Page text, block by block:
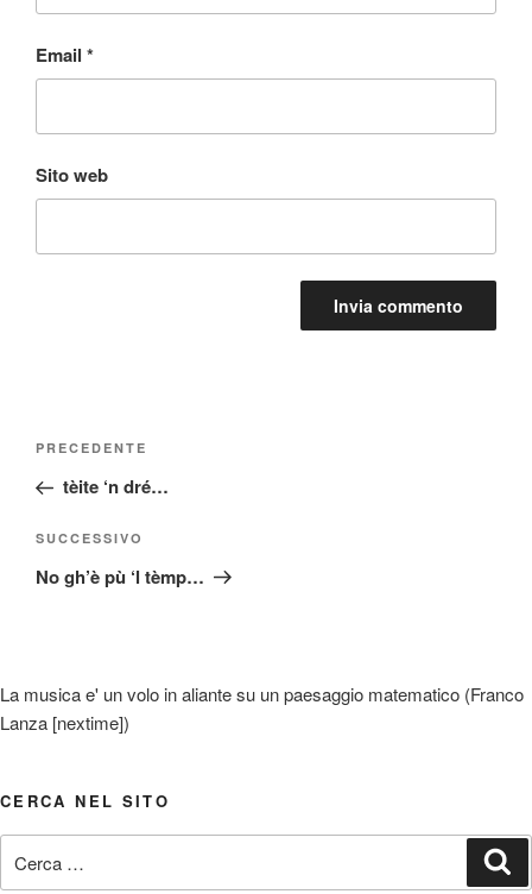
Email *
Sito web
Navigazione
Articolo
precedente:
PRECEDENTE
tèite ‘n dré…
Articolo
successivo
SUCCESSIVO
No gh’è pù ‘l tèmp…
La musica e' un volo in aliante su un paesaggio matematico (Franco
Lanza [nextime])
CERCA NEL SITO